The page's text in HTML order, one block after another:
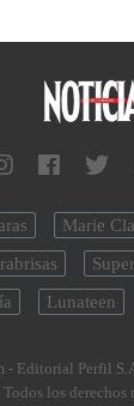
Marie
Lunateen
- Editorial Perfil
Todos los derechos